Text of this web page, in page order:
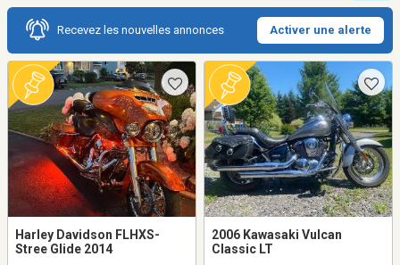
Recevez les nouvelles annonces Activer une alerte
Harley Davidson FLHXS-
Stree Glide 2014
2006 Kawasaki Vulcan
Classic LT